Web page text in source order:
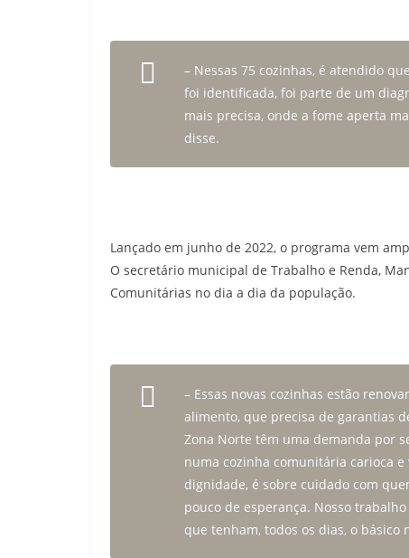
– Nessas 75 cozinhas, é atendido
foi identificada, foi parte de um
mais precisa, onde a fome aperta
disse.
Lançado em junho de 2022, o programa vem
O secretário municipal de Trabalho e Renda,
Comunitárias no dia a dia da população.
– Essas novas cozinhas estão
alimento, que precisa de garantias
Zona Norte têm uma demanda por
numa cozinha comunitária carioca
dignidade, é sobre cuidado com
pouco de esperança. Nosso
que tenham, todos os dias, o básico